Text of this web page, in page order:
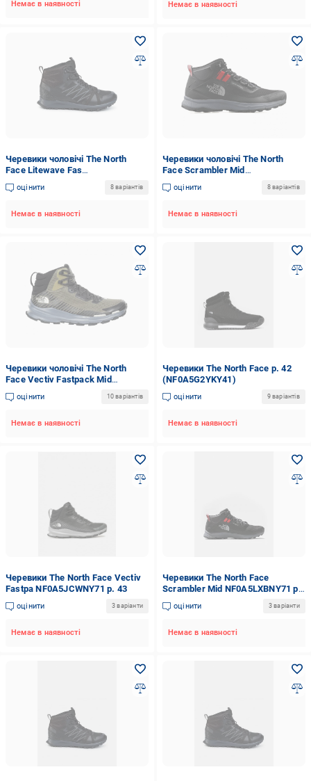
Немає в наявності Немає в наявності
Черевики чоловічі The North
Face Litewave Fas
NF0A47HECA01-0001 р. 39
оцінити 8 варіантів
Немає в наявності
Черевики чоловічі The North
Face Scrambler Mid
NF0A5LXBNY71-0001 р. 39
оцінити 8 варіантів
Немає в наявності
Черевики чоловічі The North
Face Vectiv Fastpack Mid
Futurelight NF0A5JCWWMB1 р. 46
оцінити 10 варіантів
Немає в наявності
Черевики The North Face р. 42
(NF0A5G2YKY41)
оцінити 9 варіантів
Немає в наявності
Черевики The North Face Vectiv
Fastpa NF0A5JCWNY71 р. 43
оцінити 3 варіанти
Немає в наявності
Черевики The North Face
Scrambler Mid NF0A5LXBNY71 р.
42
оцінити 3 варіанти
Немає в наявності